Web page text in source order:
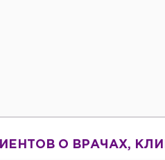
О ВРАЧАХ,